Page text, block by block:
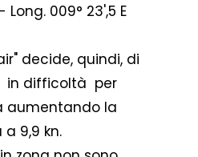
Long. 009° 23',5 E
decide, quindi, di
in difficoltà per
aumentando la
9,9 kn.